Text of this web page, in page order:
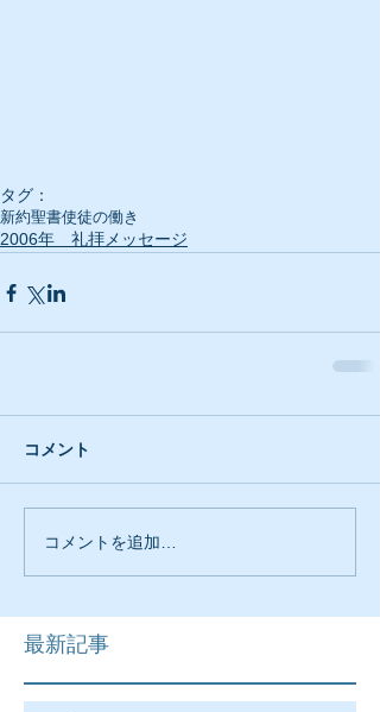
タグ：
新約聖書使徒の働き
2006年 礼拝メッセージ
コメント
コメントを追加…
最新記事